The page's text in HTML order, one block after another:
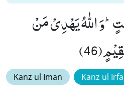
وَ اللّٰهُ یَهْدِیْ مَنْ
Kanz ul Iman Kanz ul